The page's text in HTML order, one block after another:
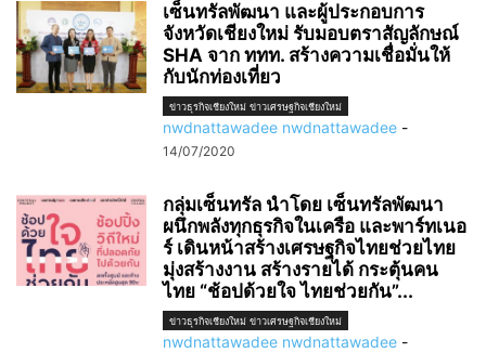
เซ็นทรัลพัฒนา และผู้ประกอบการ
จังหวัดเชียงใหม่ รับมอบตราสัญลักษณ์
SHA จาก ททท. สร้างความเชื่อมั่นให้
กับนักท่องเที่ยว
ข่าวธุรกิจเชียงใหม่ ข่าวเศรษฐกิจเชียงใหม่
nwdnattawadee nwdnattawadee -
14/07/2020
กลุ่มเซ็นทรัล นำโดย เซ็นทรัลพัฒนา
ผนึกพลังทุกธุรกิจในเครือ และพาร์ทเนอ
ร์ เดินหน้าสร้างเศรษฐกิจไทยช่วยไทย
มุ่งสร้างงาน สร้างรายได้ กระตุ้นคน
ไทย “ช้อปด้วยใจ ไทยช่วยกัน”...
ข่าวธุรกิจเชียงใหม่ ข่าวเศรษฐกิจเชียงใหม่
nwdnattawadee nwdnattawadee -